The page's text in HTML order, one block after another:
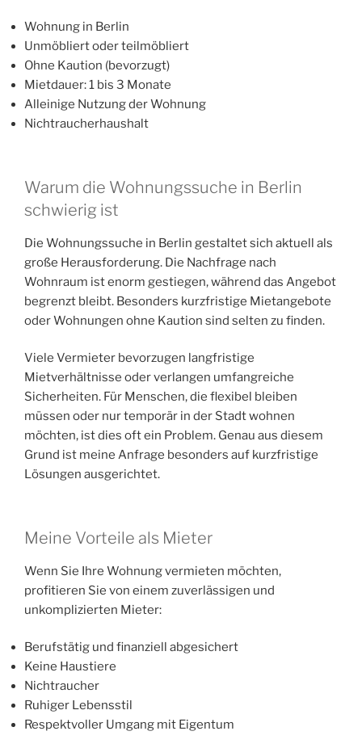
Wohnung in Berlin
Unmöbliert oder teilmöbliert
Ohne Kaution (bevorzugt)
Mietdauer: 1 bis 3 Monate
Alleinige Nutzung der Wohnung
Nichtraucherhaushalt
Warum die Wohnungssuche in Berlin
schwierig ist
Die Wohnungssuche in Berlin gestaltet sich aktuell als
große Herausforderung. Die Nachfrage nach
Wohnraum ist enorm gestiegen, während das Angebot
begrenzt bleibt. Besonders kurzfristige Mietangebote
oder Wohnungen ohne Kaution sind selten zu finden.
Viele Vermieter bevorzugen langfristige
Mietverhältnisse oder verlangen umfangreiche
Sicherheiten. Für Menschen, die flexibel bleiben
müssen oder nur temporär in der Stadt wohnen
möchten, ist dies oft ein Problem. Genau aus diesem
Grund ist meine Anfrage besonders auf kurzfristige
Lösungen ausgerichtet.
Meine Vorteile als Mieter
Wenn Sie Ihre Wohnung vermieten möchten,
profitieren Sie von einem zuverlässigen und
unkomplizierten Mieter:
Berufstätig und finanziell abgesichert
Keine Haustiere
Nichtraucher
Ruhiger Lebensstil
Respektvoller Umgang mit Eigentum